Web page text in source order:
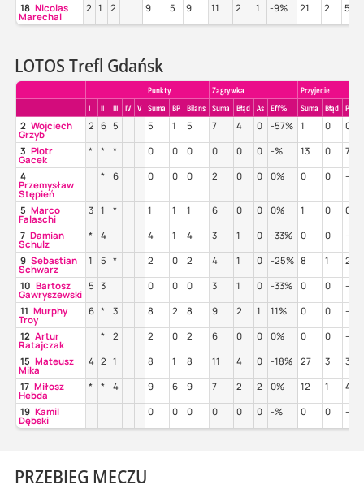
18 Nicolas
Marechal
2 1 2 9 5 9 11 2 1 -9% 21 2 52%
LOTOS Trefl Gdańsk
Punkty Zagrywka
Przyjecie
I
II III IV V Suma BP Bilans Suma Błąd As Eff% Suma Błąd Poz%
2 Wojciech
Grzyb
2 6 5 5 1 5 7 4 0 -57% 1 0 0%
3 Piotr
Gacek
* * * 0 0 0 0 0 0 -% 13 0 77%
4
Przemysław
Stępień
* 6 0 0 0 2 0 0 0% 0 0 -%
5 Marco
Falaschi
3 1 * 1 1 1 6 0 0 0% 1 0 0%
7 Damian
Schulz
* 4 4 1 4 3 1 0 -33% 0 0 -%
9 Sebastian
Schwarz
1 5 * 2 0 2 4 1 0 -25% 8 1
10 Bartosz
Gawryszewski
5 3 0 0 0 3 1 0 -33% 0 0 -%
11 Murphy
Troy
6 * 3 8 2 8 9 2 1 11% 0 0 -%
12 Artur
Ratajczak
* 2 2 0 2 6 0 0 0% 0 0 -%
15 Mateusz
Mika
4 2 1 8 1 8 11 4 0 -18% 27 3 33%
17 Miłosz
Hebda
* * 4 9 6 9 7 2 2 0% 12 1
19 Kamil
Dębski
0 0 0 0 0 0 -% 0 0 -%
PRZEBIEG MECZU